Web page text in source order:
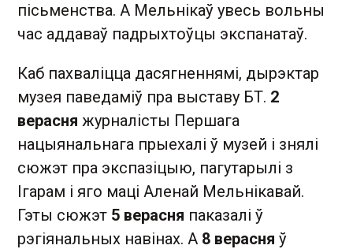
пісьменства. А Мельнікаў увесь вольны
час аддаваў падрыхтоўцы экспанатаў.
Каб пахваліцца дасягненнямі, дырэктар
музея паведаміў пра выставу БТ. 2
верасня журналісты Першага
нацыянальнага прыехалі ў музей і знялі
сюжэт пра экспазіцыю, пагутарылі з
Ігарам і яго маці Аленай Мельнікавай.
Гэты сюжэт 5 верасня паказалі ў
рэгіянальных навінах. А 8 верасня ў